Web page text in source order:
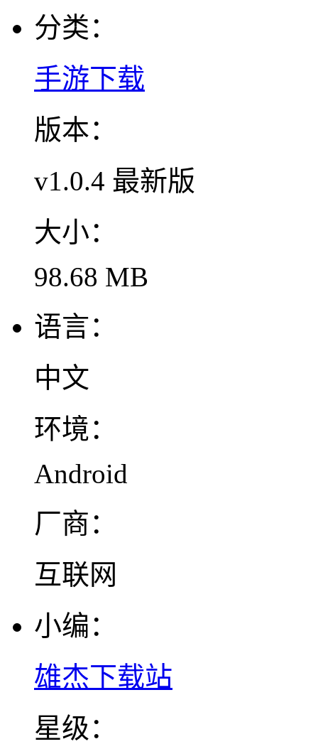
分类：
手游下载
版本：
v1.0.4 最新版
大小：
98.68 MB
语言：
中文
环境：
Android
厂商：
互联网
小编：
雄杰下载站
星级：